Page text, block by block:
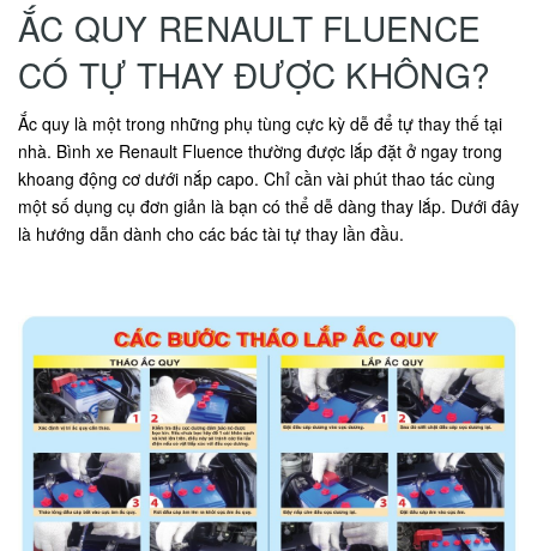
ẮC QUY RENAULT FLUENCE
CÓ TỰ THAY ĐƯỢC KHÔNG?
Ắc quy là một trong những phụ tùng cực kỳ dễ để tự thay thế tại
nhà. Bình xe Renault Fluence thường được lắp đặt ở ngay trong
khoang động cơ dưới nắp capo. Chỉ cần vài phút thao tác cùng
một số dụng cụ đơn giản là bạn có thể dễ dàng thay lắp. Dưới đây
là hướng dẫn dành cho các bác tài tự thay lần đầu.